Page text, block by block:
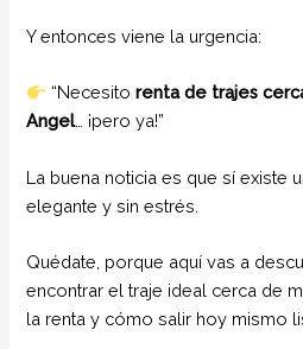
Y entonces viene la urgencia:
“Necesitorenta de trajes
Angel… ¡pero ya!”
La buena noticia es que sí existe
elegante y sin estrés.
Quédate, porque aquí vas a
encontrar el traje ideal cerca de
la renta y cómo salir hoy mismo